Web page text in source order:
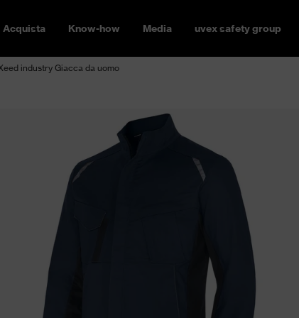
Acquista Know-how Media uvex safety group
industry Giacca da uomo